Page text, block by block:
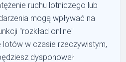
ruchu lotniczego lub
mogą wpływać na
"rozkład online"
lotów w czasie rzeczywistym,
dysponował